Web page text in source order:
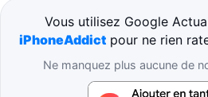
Vous utilisez Google
iPhoneAddict pour ne rien
Ne manquez plus aucune de